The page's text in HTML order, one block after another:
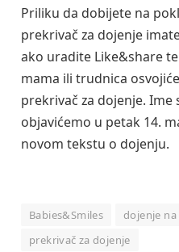
Priliku da dobijete na
prekrivač za dojenje
ako uradite Like&share
mama ili trudnica
prekrivač za dojenje.
objavićemo u petak 14.
novom tekstu o dojenju.
Babies&Smiles
dojenje
prekrivač za dojenje